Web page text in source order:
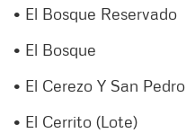
• El Bosque Reservado
• El Bosque
• El Cerezo Y San Pedro
• El Cerrito (Lote)